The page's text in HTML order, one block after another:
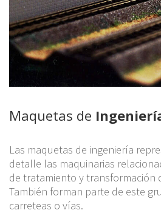
Maquetas de
Las maquetas de ingeniería
detalle las maquinarias
de tratamiento y transformación
También forman parte de este
carreteas o vías.